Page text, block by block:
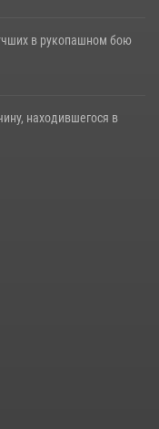
в рукопашном бою
находившегося в